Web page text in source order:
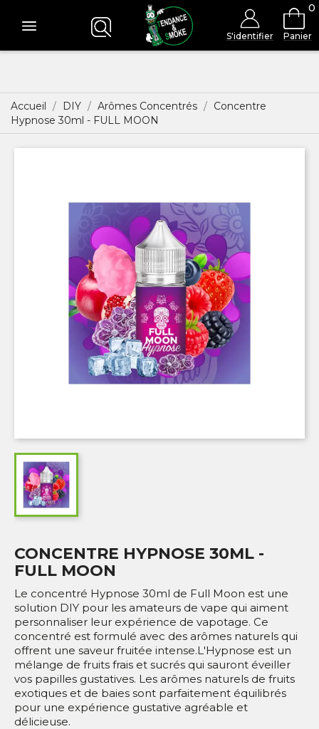
S'identifier
0
Panier
Accueil DIY Arômes Concentrés
Concentre
Hypnose 30ml - FULL MOON
CONCENTRE HYPNOSE 30ML -
FULL MOON
Le concentré Hypnose 30ml de Full Moon est une
solution DIY pour les amateurs de vape qui aiment
personnaliser leur expérience de vapotage. Ce
concentré est formulé avec des arômes naturels qui
offrent une saveur fruitée intense.L'Hypnose est un
mélange de fruits frais et sucrés qui sauront éveiller
vos papilles gustatives. Les arômes naturels de fruits
exotiques et de baies sont parfaitement équilibrés
pour une expérience gustative agréable et
délicieuse.